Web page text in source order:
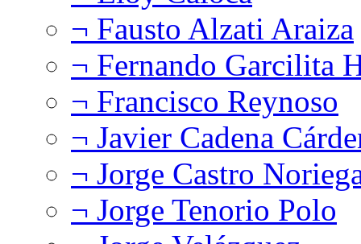
¬ Fausto Alzati Araiza
¬ Fernando Garcilita
¬ Francisco Reynoso
¬ Javier Cadena
¬ Jorge Castro
¬ Jorge Tenorio Polo